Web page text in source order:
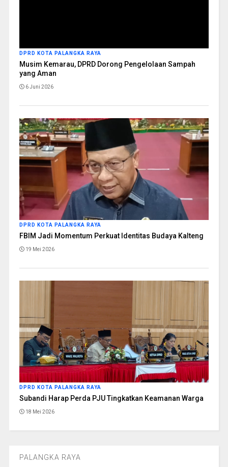
DPRD KOTA PALANGKA RAYA
Musim Kemarau, DPRD Dorong Pengelolaan Sampah
yang Aman
6 Juni 2026
DPRD KOTA PALANGKA RAYA
FBIM Jadi Momentum Perkuat Identitas Budaya Kalteng
19 Mei 2026
DPRD KOTA PALANGKA RAYA
Subandi Harap Perda PJU Tingkatkan Keamanan Warga
18 Mei 2026
PALANGKA RAYA